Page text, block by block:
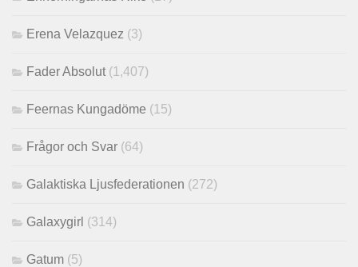
Erena Velazquez (3)
Fader Absolut (1,407)
Feernas Kungadöme (15)
Frågor och Svar (64)
Galaktiska Ljusfederationen (272)
Galaxygirl (314)
Gatum (5)